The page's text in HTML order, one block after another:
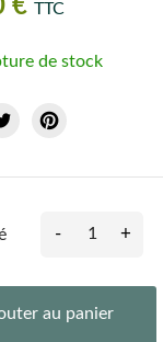
€ TTC
de stock
- +
au panier